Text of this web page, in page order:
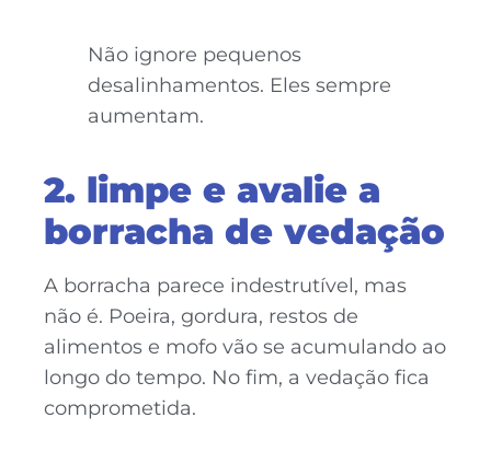
Não ignore pequenos
desalinhamentos. Eles sempre
aumentam.
2. limpe e avalie a
borracha de vedação
A borracha parece indestrutível, mas
não é. Poeira, gordura, restos de
alimentos e mofo vão se acumulando ao
longo do tempo. No fim, a vedação fica
comprometida.